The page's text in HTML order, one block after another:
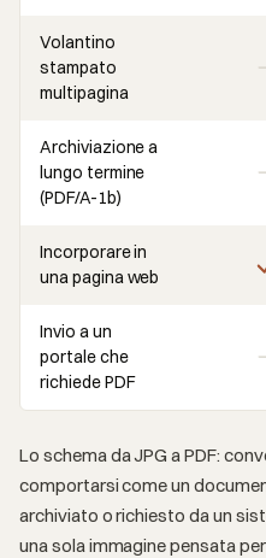
Volantino
stampato
multipagina
Archiviazione a
lungo termine
(PDF/A-1b)
Incorporare in
una pagina web
Invio a un
portale che
richiede PDF
Lo schema da JPG a PDF:
comportarsi come un
archiviato o richiesto da un
una sola immagine pensata